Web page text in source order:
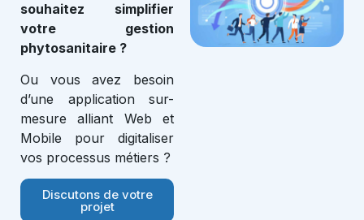
souhaitez simplifier
votre gestion
phytosanitaire ?
Ou vous avez besoin
d’une application sur-
mesure alliant Web et
Mobile pour digitaliser
vos processus métiers ?
Discutons de votre
projet